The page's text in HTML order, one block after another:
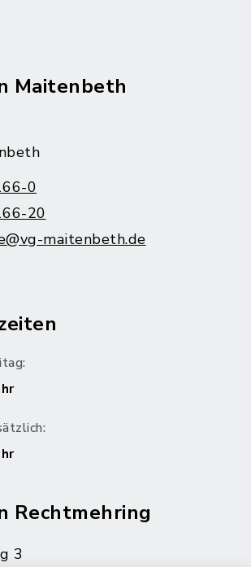
Maitenbeth
0
20
maitenbeth.de
Rechtmehring
3